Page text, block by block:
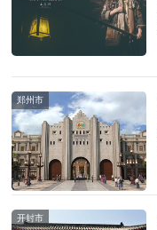
郑州市
开封市